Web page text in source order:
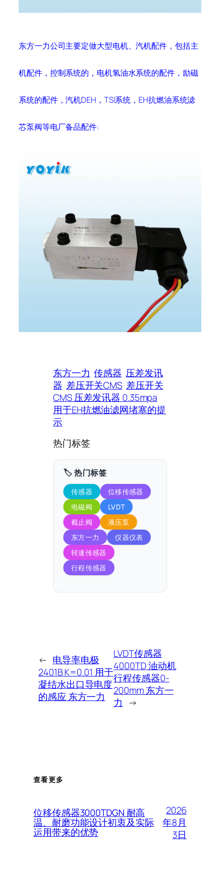
东方一力公司主要定做大型电机、汽机配件，包括主
机配件，控制系统的，电机氢油水系统的配件，励磁
系统的配件，汽机DEH，TSI系统，EH抗燃油系统滤
芯泵阀等电厂备品配件:
东方一力 传感器 压差发讯
器 差压开关CMS 差压开关
CMS 压差发讯器 0.35mpa
用于EH抗燃油滤网堵塞的提
示
热门标签
🏷️ 热门标签
传感器
位移传感器
电磁阀
LVDT
截止阀
液压泵
东方一力
仪器仪表
转速传感器
行程传感器
← 电导率电极
2401B K=0.01 用于
凝结水出口导电度
的感应 东方一力
LVDT传感器
4000TD 油动机
行程传感器0-
200mm 东方一
力 →
查看更多
位移传感器3000TDGN 耐高
温、耐磨功能设计初衷及实际
运用带来的优势
2026
年8月
3日